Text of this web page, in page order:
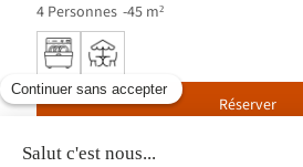
4 Personnes 45 m²
Réserver